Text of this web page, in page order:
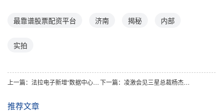
最靠谱股票配资平台 济南 揭秘 内部
实拍
上一篇： 法拉电子新增“数据中心”概念，是否关联正规实盘配资新趋势？下一篇： 凌激会见三星总裁杨杰，线上实盘配资格局将如何演变？
推荐文章